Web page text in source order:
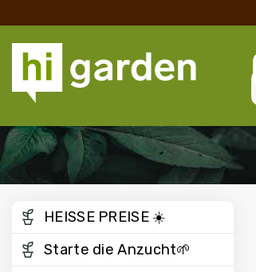
HEISSE PREISE ☀️
Starte die Anzucht🌱